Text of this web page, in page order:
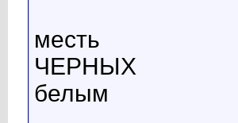
месть
ЧЕРНЫХ
белым